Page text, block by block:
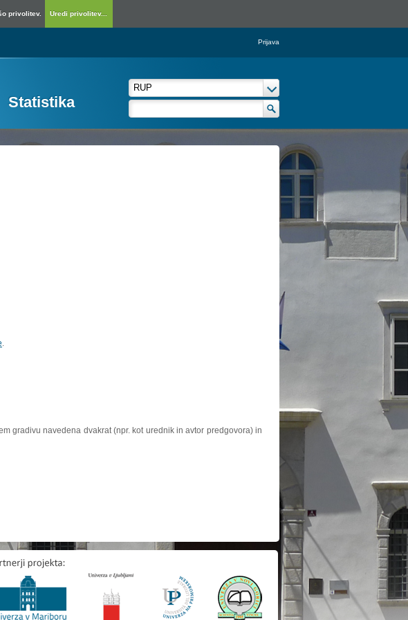
privolitev. Uredi privolitev...
Prijava
Statistika
.
gradivu navedena dvakrat (npr. kot urednik in avtor predgovora) in